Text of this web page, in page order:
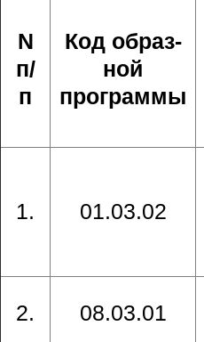
N
п/
п
Код образ-
ной
программы
1. 01.03.02
2. 08.03.01